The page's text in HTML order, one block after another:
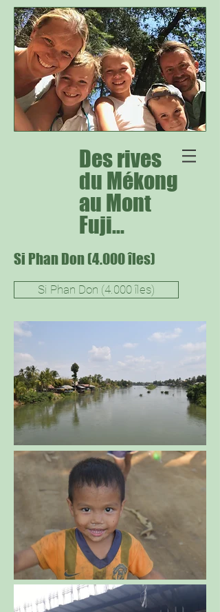
Des rives
du Mékong
au Mont
Fuji...
Si Phan Don (4.000 îles)
Si Phan Don (4.000 îles)